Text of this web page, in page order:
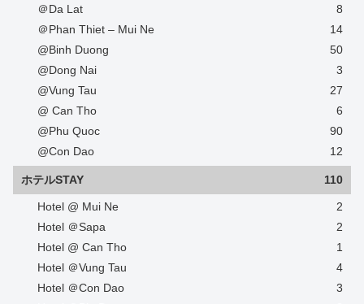
＠Da Lat
8
＠Phan Thiet – Mui Ne
14
@Binh Duong
50
@Dong Nai
3
@Vung Tau
27
@ Can Tho
6
@Phu Quoc
90
@Con Dao
12
ホテルSTAY 110
Hotel @ Mui Ne
2
Hotel ＠Sapa
2
Hotel @ Can Tho
1
Hotel ＠Vung Tau
4
Hotel ＠Con Dao
3